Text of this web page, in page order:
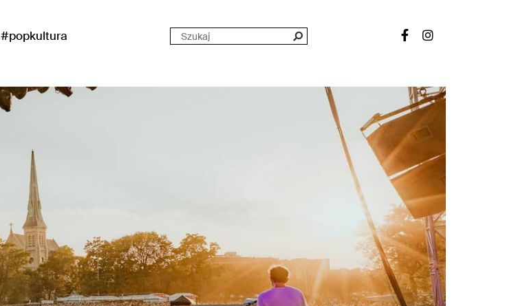
#popkultura